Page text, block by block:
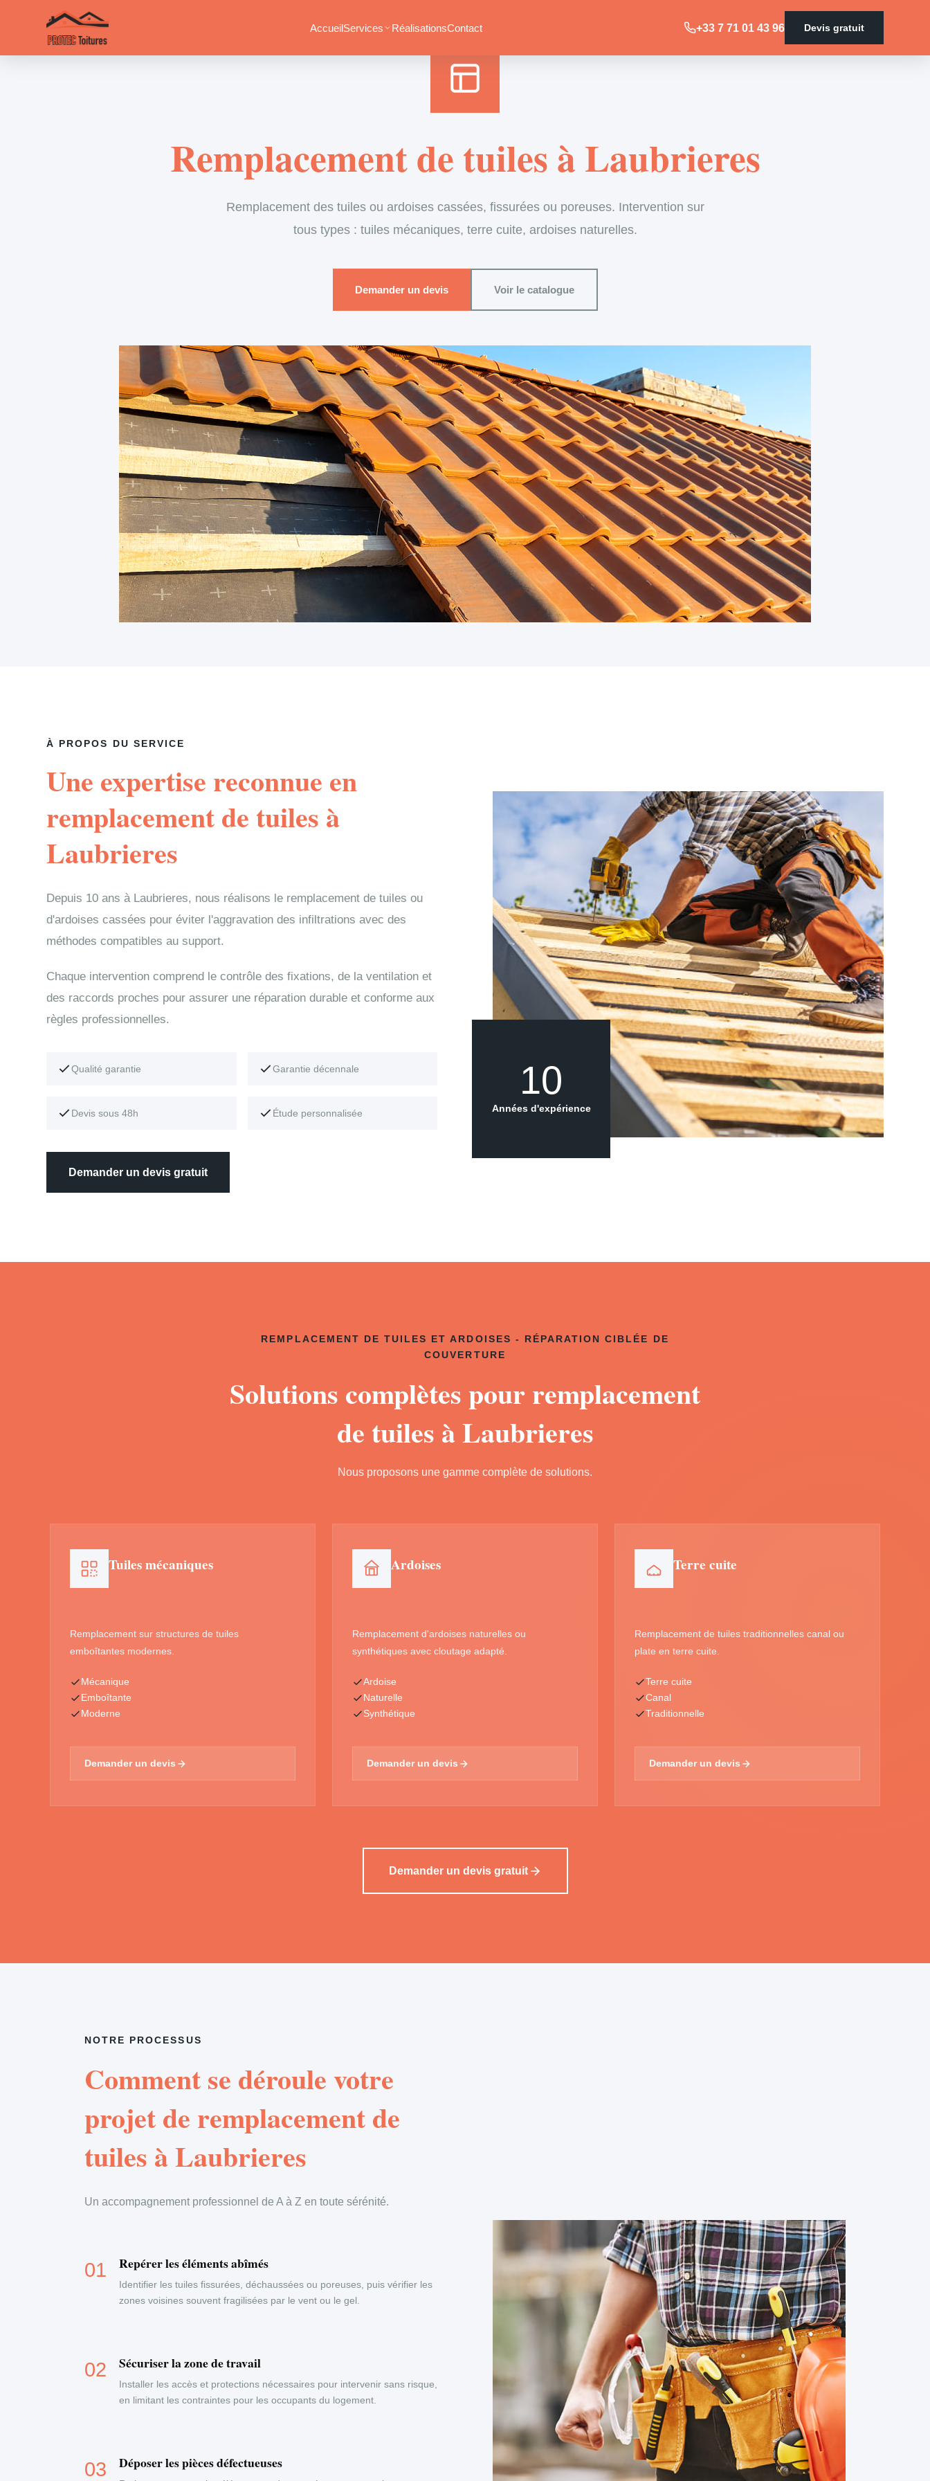
AccueilServices RéalisationsContact +33 7 71 01 43 96 Devis gratuit
Remplacement de tuiles à Laubrieres
Remplacement des tuiles ou ardoises cassées, fissurées ou poreuses. Intervention sur
tous types : tuiles mécaniques, terre cuite, ardoises naturelles.
Demander un devis Voir le catalogue
À PROPOS DU SERVICE
Une expertise reconnue en
remplacement de tuiles à
Laubrieres
Depuis 10 ans à Laubrieres, nous réalisons le remplacement de tuiles ou
d'ardoises cassées pour éviter l'aggravation des infiltrations avec des
méthodes compatibles au support.
Chaque intervention comprend le contrôle des fixations, de la ventilation et
des raccords proches pour assurer une réparation durable et conforme aux
règles professionnelles.
Qualité garantie Garantie décennale
Devis sous 48h Étude personnalisée
Demander un devis gratuit
10
Années d'expérience
REMPLACEMENT DE TUILES ET ARDOISES - RÉPARATION CIBLÉE DE
COUVERTURE
Solutions complètes pour remplacement
de tuiles à Laubrieres
Nous proposons une gamme complète de solutions.
Tuiles mécaniques
Remplacement sur structures de tuiles
emboîtantes modernes.
Mécanique
Emboîtante
Moderne
Demander un devis
Ardoises
Remplacement d'ardoises naturelles ou
synthétiques avec cloutage adapté.
Ardoise
Naturelle
Synthétique
Demander un devis
Terre cuite
Remplacement de tuiles traditionnelles canal ou
plate en terre cuite.
Terre cuite
Canal
Traditionnelle
Demander un devis
Demander un devis gratuit
NOTRE PROCESSUS
Comment se déroule votre
projet de remplacement de
tuiles à Laubrieres
Un accompagnement professionnel de A à Z en toute sérénité.
Repérer les éléments abîmés
Identifier les tuiles fissurées, déchaussées ou poreuses, puis vérifier les
zones voisines souvent fragilisées par le vent ou le gel.
Sécuriser la zone de travail
Installer les accès et protections nécessaires pour intervenir sans risque,
en limitant les contraintes pour les occupants du logement.
Déposer les pièces défectueuses